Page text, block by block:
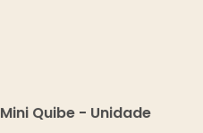
Mini Quibe - Unidade